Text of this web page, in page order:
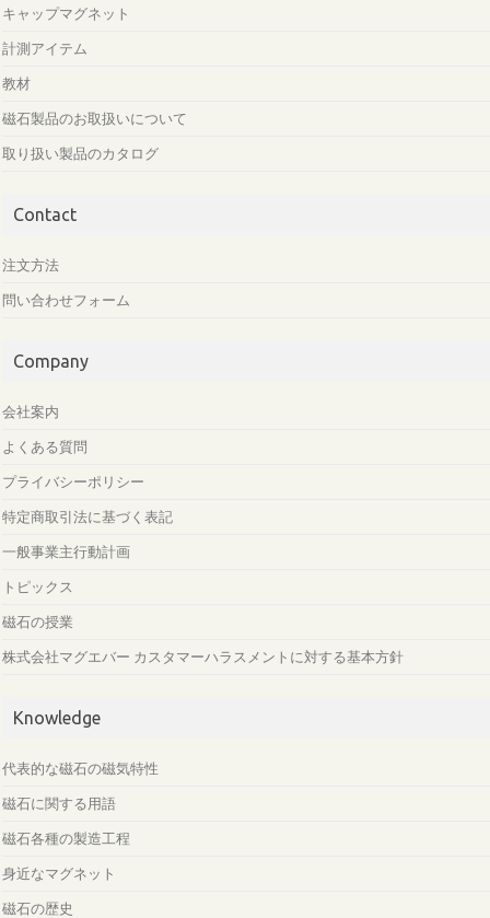
キャップマグネット
計測アイテム
教材
磁石製品のお取扱いについて
取り扱い製品のカタログ
Contact
注文方法
問い合わせフォーム
Company
会社案内
よくある質問
プライバシーポリシー
特定商取引法に基づく表記
一般事業主行動計画
トピックス
磁石の授業
株式会社マグエバー カスタマーハラスメントに対する基本方針
Knowledge
代表的な磁石の磁気特性
磁石に関する用語
磁石各種の製造工程
身近なマグネット
磁石の歴史